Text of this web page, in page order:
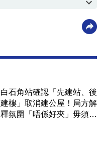
白石角站確認「先建站、後
建樓」取消建公屋！局方解
釋氛圍「唔係好夾」毋須拘